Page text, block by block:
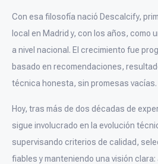
Con esa filosofía nació Descalcify,
local en Madrid y, con los años, como
a nivel nacional. El crecimiento fue
basado en recomendaciones,
técnica honesta, sin promesas vacías.
Hoy, tras más de dos décadas de
sigue involucrado en la evolución
supervisando criterios de calidad,
fiables y manteniendo una visión clara: